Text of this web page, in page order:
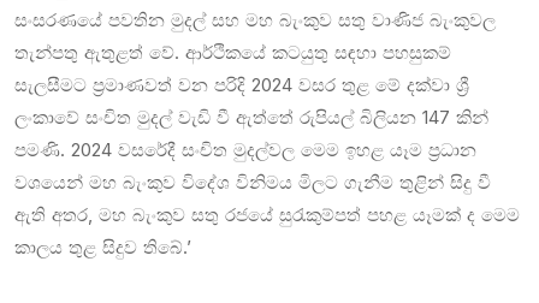
සංසරණයේ පවතින මුදල් සහ මහ බැංකුව සතු වාණිජ බැංකුවල
තැන්පතු ඇතුළත් වේ. ආර්ථිකයේ කටයුතු සඳහා පහසුකම්
සැලසීමට ප්‍රමාණවත් වන පරිදි 2024 වසර තුළ මේ දක්වා ශ්‍රී
ලංකාවේ සංචිත මුදල් වැඩි වී ඇත්තේ රුපියල් බිලියන 147 කින්
පමණි. 2024 වසරේදී සංචිත මුදල්වල මෙම ඉහළ යෑම ප්‍රධාන
වශයෙන් මහ බැංකුව විදේශ විනිමය මිලට ගැනීම තුළින් සිදු වී
ඇති අතර, මහ බැංකුව සතු රජයේ සුරැකුම්පත් පහළ යෑමක් ද මෙම
කාලය තුළ සිදුව තිබේ.’